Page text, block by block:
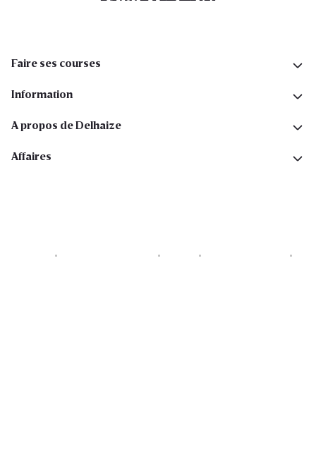
Faire ses courses
Information
A propos de Delhaize
Affaires